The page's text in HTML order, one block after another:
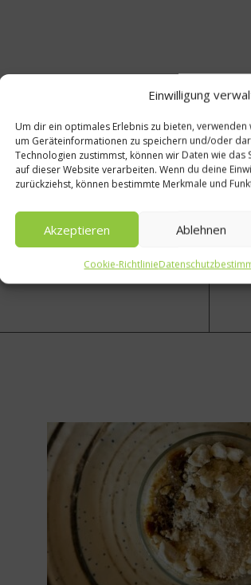
Einwilligung
Um dir ein optimales Erlebnis zu bieten,
um Geräteinformationen zu speichern und/oder
Technologien zustimmst, können wir Daten wie
auf dieser Website verarbeiten. Wenn du deine
zurückziehst, können bestimmte Merkmale und
Akzeptieren Ablehnen
Cookie-Richtlinie
Kohlenhydrate